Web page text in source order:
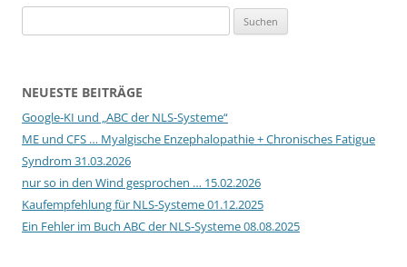
nach:
NEUESTE BEITRÄGE
Google-KI und „ABC der NLS-Systeme“
ME und CFS … Myalgische Enzephalopathie + Chronisches Fatigue
Syndrom 31.03.2026
nur so in den Wind gesprochen … 15.02.2026
Kaufempfehlung für NLS-Systeme 01.12.2025
Ein Fehler im Buch ABC der NLS-Systeme 08.08.2025